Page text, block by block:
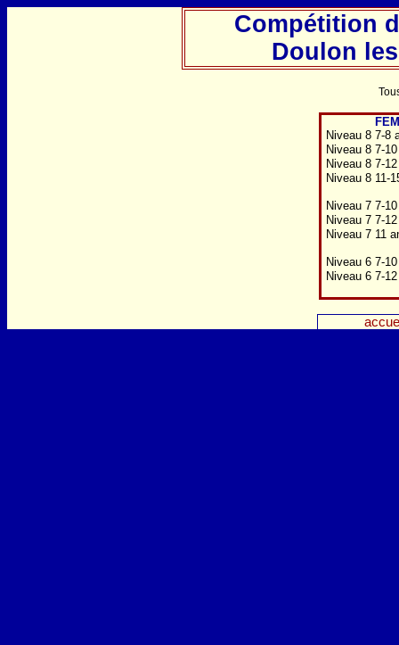
Compétition
Doulon
Niveau 8 7-8
Niveau 8 7-
Niveau 8 7-
Niveau 8 11-
Niveau 7 7-
Niveau 7 7-
Niveau 7 11
Niveau 6 7-
Niveau 6 7-